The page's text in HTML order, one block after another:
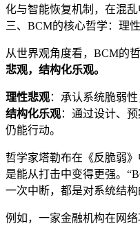
化与智能恢复机制，在混乱
三、BCM的核心哲学：理
从世界观角度看，BCM的
悲观，结构化乐观。
理性悲观：承认系统脆弱
结构化乐观：通过设计、
仍能行动。
哲学家塔勒布在《反脆弱
是能从打击中变得更强。
一次中断，都是对系统结构
例如，一家金融机构在网